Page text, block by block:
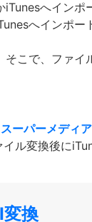
へイン
へインポ
こで、ファ
ーパーメディ
変換後に
換